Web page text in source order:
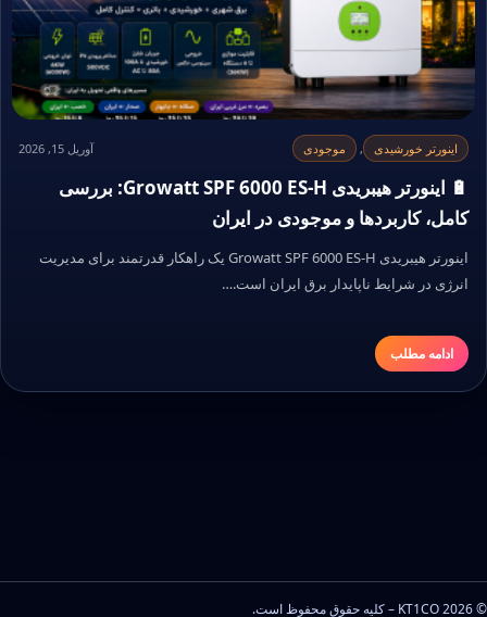
اینورتر خورشیدی , موجودی آوریل 15, 2026
🔋 اینورتر هیبریدی Growatt SPF 6000 ES-H: بررسی
کامل، کاربردها و موجودی در ایران
اینورتر هیبریدی Growatt SPF 6000 ES-H یک راهکار قدرتمند برای مدیریت
انرژی در شرایط ناپایدار برق ایران است.…
ادامه مطلب
© 2026 KT1CO – کلیه حقوق محفوظ است.